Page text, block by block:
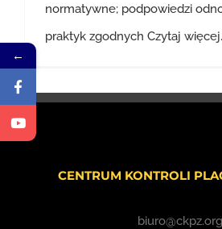
normatywne; podpowiedzi
praktyk zgodnych Czytaj
CENTRUM KONTROLI
biuro@ckpz.org
←